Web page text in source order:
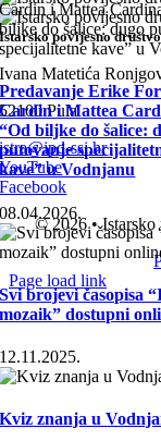
Predavanje Erike
Cardin i Mattea
“Od biljke do šalice:
putovanje
kave” u Vodnjanu
08.04.2026.
Svi brojevi časopisa
mozaik” dostupni
12.11.2025.
Kviz znanja u
Istarsko povijesno
Ivana Matetića
52100 Pula
istra@ipd-ssi.hr
YouTube
Facebook
© 2026 • Istarsko
Page load link